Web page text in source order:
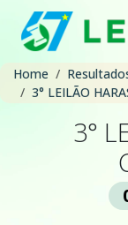
Home
3° LEILÃO
3°